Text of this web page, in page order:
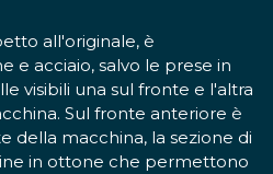
all'originale, è
e acciaio, salvo le prese in
visibili una sul fronte e l'altra
Sul fronte anteriore è
della macchina, la sezione di
in ottone che permettono